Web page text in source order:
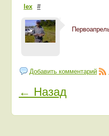
lex #
Добавить комментарий
← Назад